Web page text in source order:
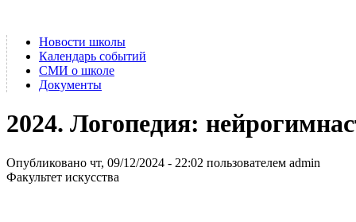
Новости школы
Календарь событий
СМИ о школе
Документы
2024. Логопедия:
Опубликовано чт, 09/12/2024 - 22:02 пользователем admin
Факультет искусства